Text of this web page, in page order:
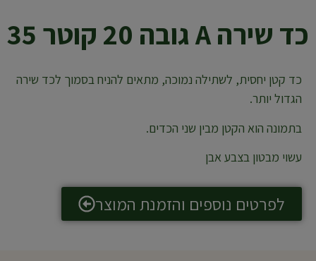
כד שירה A גובה 20 קוטר 35
כד קטן יחסית, לשתילה נמוכה, מתאים להניח בסמוך לכד שירה
הגדול יותר.
בתמונה הוא הקטן מבין שני הכדים.
עשוי מבטון בצבע אבן
לפרטים נוספים והזמנת המוצר